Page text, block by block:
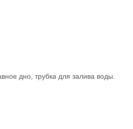
дно, трубка для залива воды.